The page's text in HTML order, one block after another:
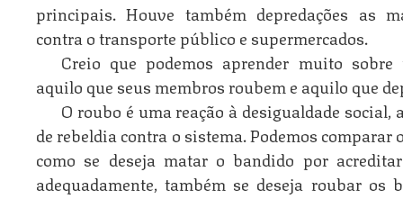
principais. Houve também depredações as
contra o transporte público e supermercados.
Creio que podemos aprender muito
aquilo que seus membros roubem e aquilo que
O roubo é uma reação à desigualdade social,
de rebeldia contra o sistema. Podemos
como se deseja matar o bandido por
adequadamente, também se deseja roubar os